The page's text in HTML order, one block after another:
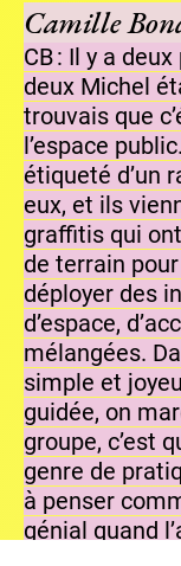
Camille
CB : Il y a
deux Michel
trouvais que
l’espace
étiqueté d’un
eux, et ils
graffitis qui
de terrain
déployer des
d’espace,
mélangées.
simple et
guidée, on
groupe, c’est
genre de
à penser
génial quand